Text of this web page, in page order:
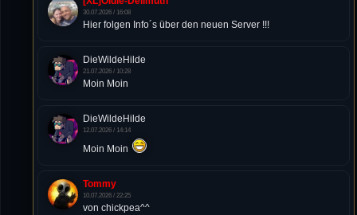
30.07.2026 / 16:08
Hier folgen Info´s über den neuen Server !!!
DieWildeHilde
21.07.2026 / 10:28
Moin Moin
DieWildeHilde
12.07.2026 / 14:14
Moin Moin
Tommy
10.07.2026 / 22:25
von chickpea^^